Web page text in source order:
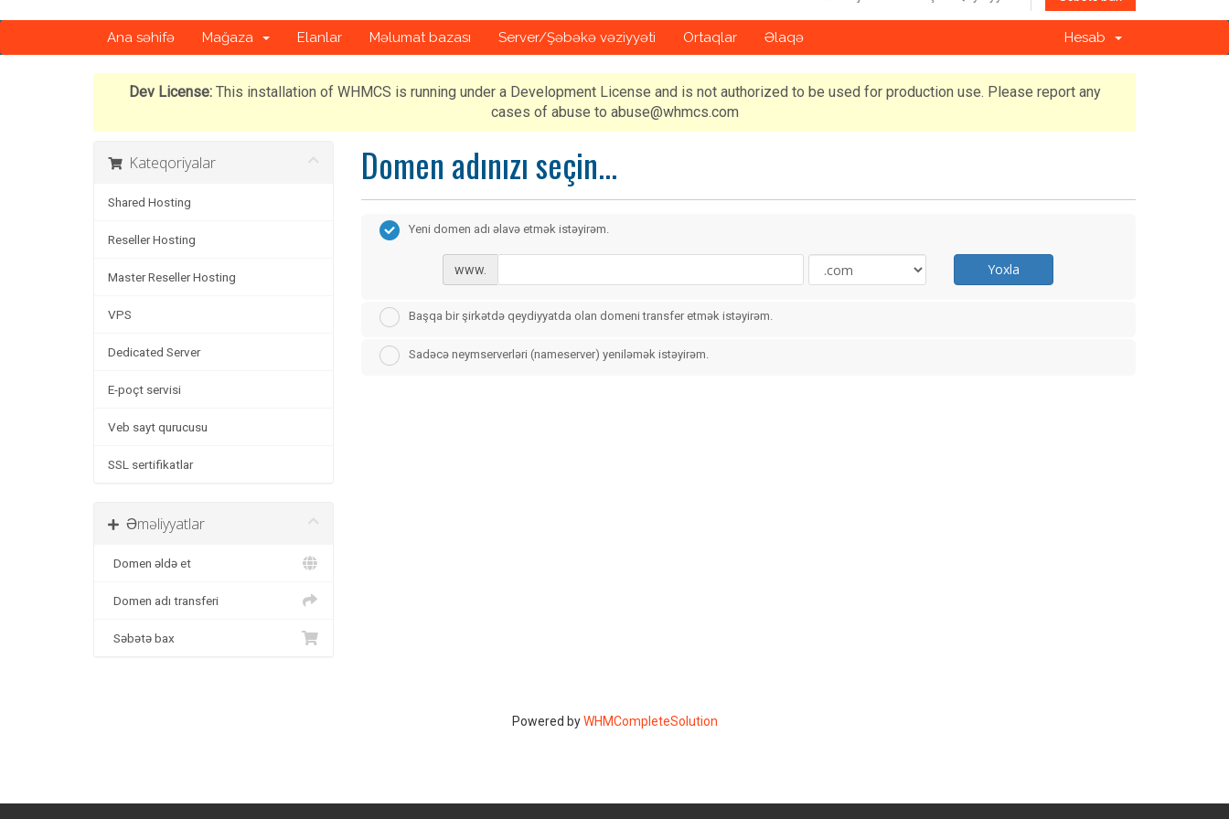
Ana səhifə Mağaza Elanlar Məlumat bazası Server/Şəbəkə vəziyyəti Ortaqlar Əlaqə Hesab
Dev License:This installation of WHMCS is running under a Development License and is not authorized to be used for production use. Please report any
cases of abuse to abuse@whmcs.com
Kateqoriyalar
Shared Hosting
Reseller Hosting
Master Reseller Hosting
VPS
Dedicated Server
E-poçt servisi
Veb sayt qurucusu
SSL sertifikatlar
Əməliyyatlar
Domen əldə et
Domen adı transferi
Səbətə bax
Domen adınızı seçin...
Yeni domen adı əlavə etmək istəyirəm.
www. Yoxla
Başqa bir şirkətdə qeydiyyatda olan domeni transfer etmək istəyirəm.
Sadəcə neymserverləri (nameserver) yeniləmək istəyirəm.
Powered byWHMCompleteSolution